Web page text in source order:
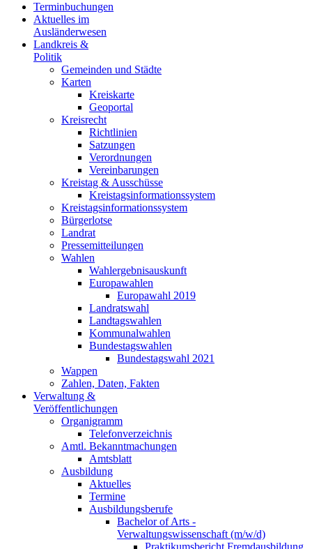
Terminbuchungen
Aktuelles im
Ausländerwesen
Landkreis &
Politik
Gemeinden und Städte
Karten
Kreiskarte
Geoportal
Kreisrecht
Richtlinien
Satzungen
Verordnungen
Vereinbarungen
Kreistag & Ausschüsse
Kreistagsinformationssystem
Kreistagsinformationssystem
Bürgerlotse
Landrat
Pressemitteilungen
Wahlen
Wahlergebnisauskunft
Europawahlen
Europawahl 2019
Landratswahl
Landtagswahlen
Kommunalwahlen
Bundestagswahlen
Bundestagswahl 2021
Wappen
Zahlen, Daten, Fakten
Verwaltung &
Veröffentlichungen
Organigramm
Telefonverzeichnis
Amtl. Bekanntmachungen
Amtsblatt
Ausbildung
Aktuelles
Termine
Ausbildungsberufe
Bachelor of Arts -
Verwaltungswissenschaft (m/w/d)
Praktikumsbericht Fremdausbildung